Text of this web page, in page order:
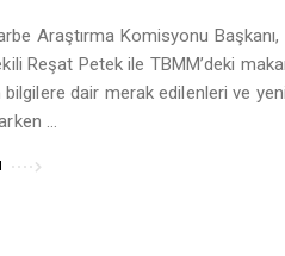
Araştırma Komisyonu
Reşat Petek ile TBMM’deki
dair merak edilenleri ve
…